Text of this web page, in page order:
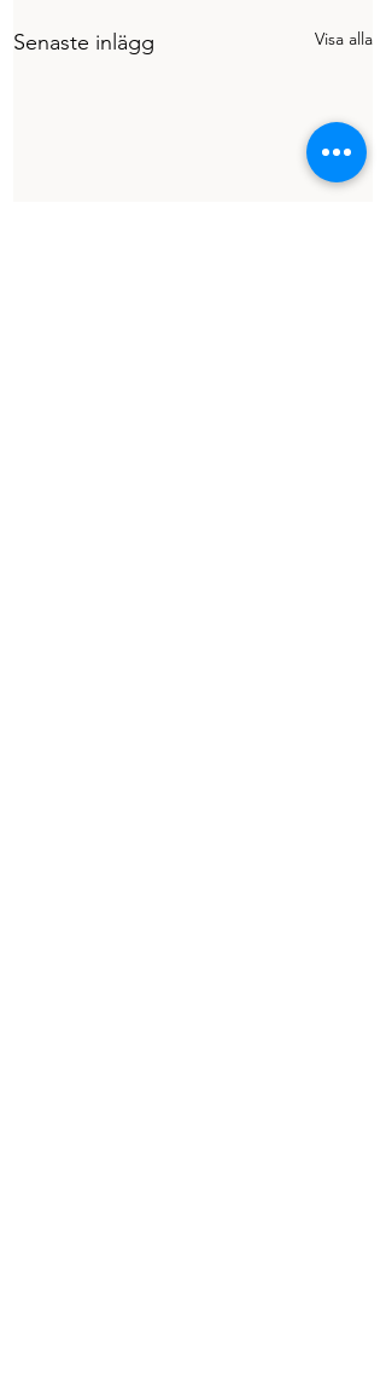
Senaste inlägg Visa alla